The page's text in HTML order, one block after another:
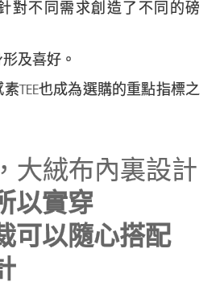
對不同需求創造了不同的磅
及喜好。
TEE也成為選購的重點指標之
大絨布內裏設計
以實穿
可以隨心搭配